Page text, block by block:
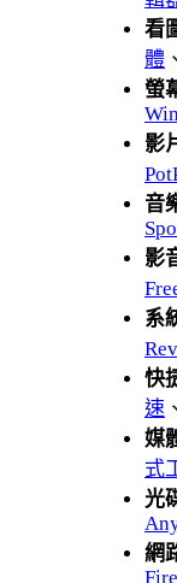
看
體 、
螢
影
音
影
系
快
速 、
媒
式
光
網